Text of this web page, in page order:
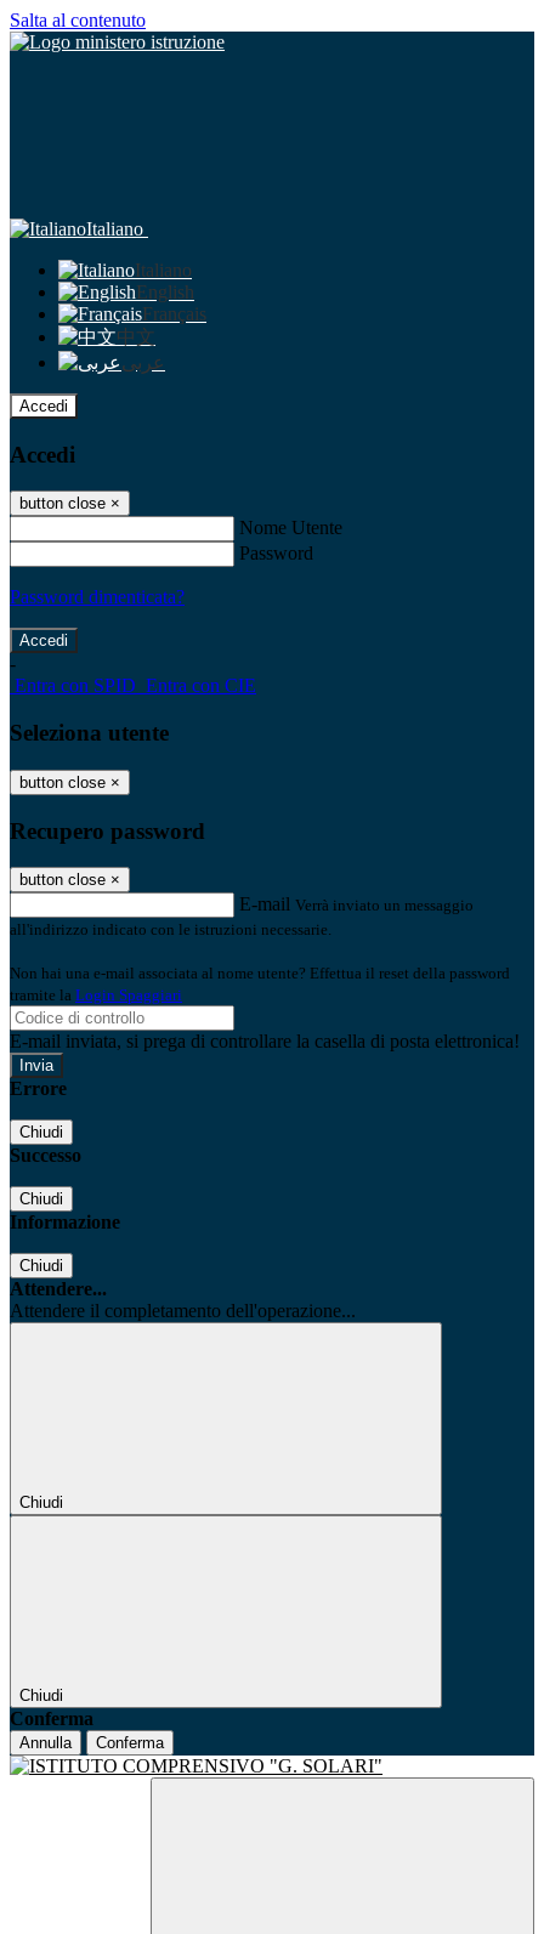
Salta al contenuto
Italiano
Italiano
English
Français
中文
عربى
Accedi
Accedi
button close ×
Nome Utente
Password
Password dimenticata?
-
Entra con SPID Entra con CIE
Seleziona utente
button close ×
Recupero password
button close ×
E-mail Verrà inviato un messaggio
all'indirizzo indicato con le istruzioni necessarie.
Non hai una e-mail associata al nome utente? Effettua il reset della password
tramite la Login Spaggiari
E-mail inviata, si prega di controllare la casella di posta elettronica!
Errore
Chiudi
Successo
Chiudi
Informazione
Chiudi
Attendere...
Attendere il completamento dell'operazione...
Chiudi
Chiudi
Conferma
Annulla Conferma